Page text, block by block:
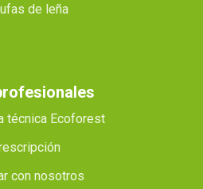
de leña
técnica Ecoforest
con nosotros